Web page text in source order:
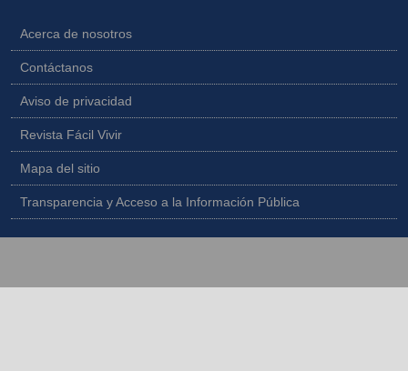
Acerca de nosotros
Contáctanos
Aviso de privacidad
Revista Fácil Vivir
Mapa del sitio
Transparencia y Acceso a la Información Pública